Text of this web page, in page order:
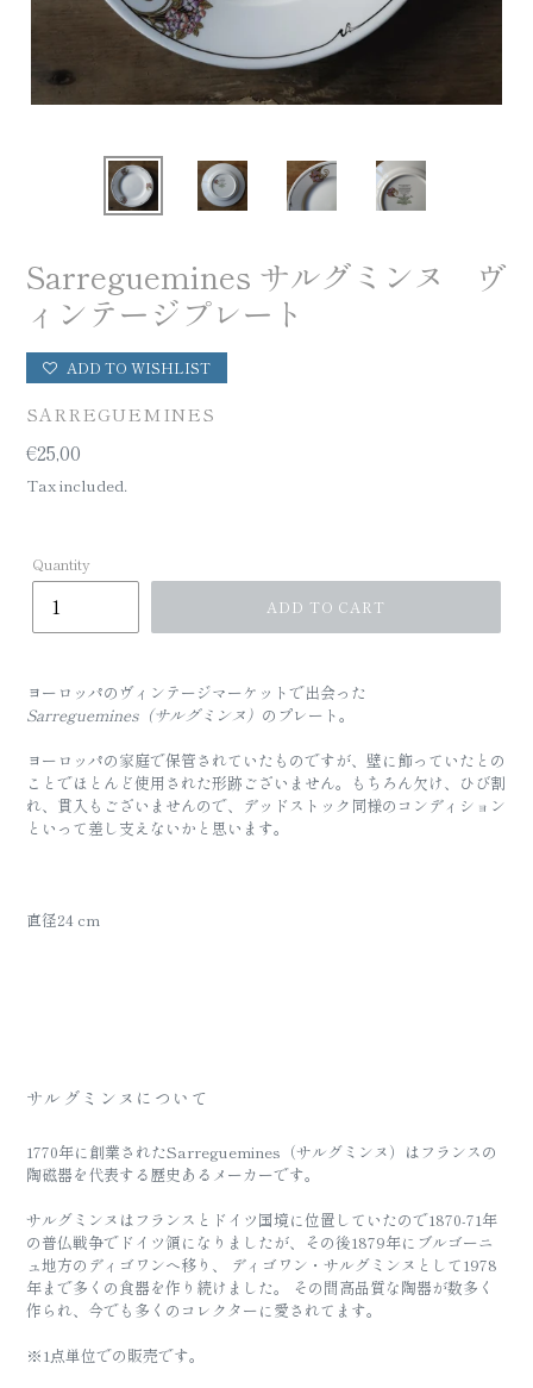
Sarreguemines サルグミンヌ ヴ
ィンテージプレート
ADD TO WISHLIST
VENDOR
SARREGUEMINES
Regular
price
€25,00
Tax included.
Quantity
ADD TO CART
ヨーロッパのヴィンテージマーケットで出会った
Sarreguemines（サルグミンヌ） のプレート。
ヨーロッパの家庭で保管されていたものですが、壁に飾っていたとの
ことでほとんど使用された形跡ございません。もちろん欠け、ひび割
れ、貫入もございませんので、デッドストック同様のコンディション
といって差し支えないかと思います。
直径24 cm
サルグミンヌについて
1770年に創業されたSarreguemines（サルグミンヌ）はフランスの
陶磁器を代表する歴史あるメーカーです。
サルグミンヌはフランスとドイツ国境に位置していたので1870-71年
の普仏戦争でドイツ領になりましたが、その後1879年にブルゴーニ
ュ地方のディゴワンへ移り、 ディゴワン・サルグミンヌとして1978
年まで多くの食器を作り続けました。 その間高品質な陶器が数多く
作られ、今でも多くのコレクターに愛されてます。
※1点単位での販売です。